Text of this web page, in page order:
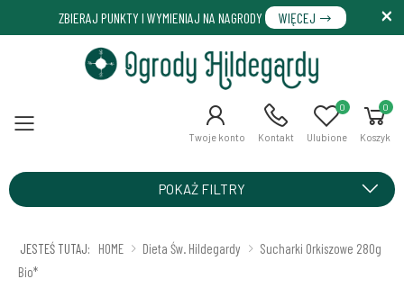
ZBIERAJ PUNKTY I WYMIENIAJ NA NAGRODY WIĘCEJ
Menu Twoje konto Kontakt Ulubione
0 0
Koszyk
POKAŻ FILTRY
JESTEŚ TUTAJ: HOME Dieta Św. Hildegardy
Sucharki Orkiszowe 280g
Bio*